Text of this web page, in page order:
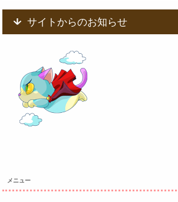
サイトからのお知らせ
メニュー